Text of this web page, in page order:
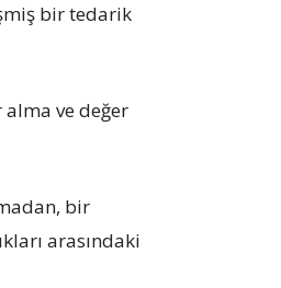
bir tedarik
ve değer
bir
arasındaki